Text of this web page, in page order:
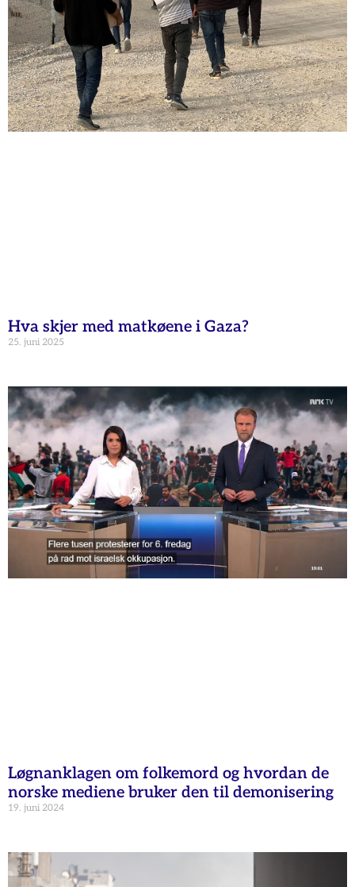
Hva skjer med matkøene i Gaza?
25. juni 2025
Løgnanklagen om folkemord og hvordan de
norske mediene bruker den til demonisering
19. juni 2024